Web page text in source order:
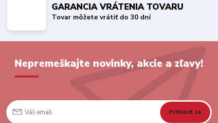
GARANCIA VRÁTENIA TOVARU
Tovar môžete vrátiť do 30 dní
Nepremeškajte novinky, akcie a zľavy!
Prihlásiť sa